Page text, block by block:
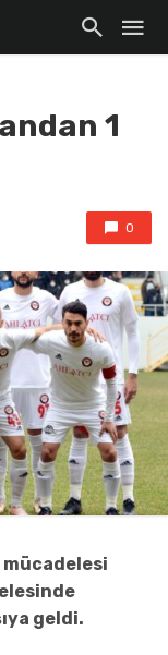
1
0
mücadelesi
geldi.